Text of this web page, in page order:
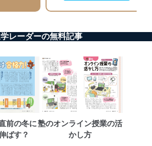
を取り扱う機器等のオペレーティング
最新の状態に保持しています。
ア等を導入し、自動更新 機能等の活用
れを最新状態としています。
使用に伴う漏洩等の防止
より個人データの含まれるファイルを
合に、当該ファイルへのパスワードを
ます。
ジメントシステムの継続的改善
レーダーの無料記事
前の冬に
ばす？
塾のオンライン授業の活
かし方